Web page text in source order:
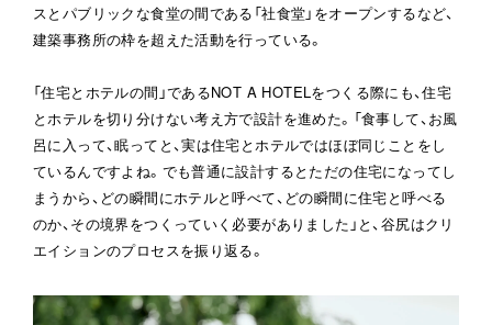
スとパブリックな食堂の間である「社食堂」をオープンするなど、
建築事務所の枠を超えた活動を行っている。
「住宅とホテルの間」であるNOT A HOTELをつくる際にも、住宅
とホテルを切り分けない考え方で設計を進めた。「食事して、お風
呂に入って、眠ってと、実は住宅とホテルではほぼ同じことをし
ているんですよね。でも普通に設計するとただの住宅になってし
まうから、どの瞬間にホテルと呼べて、どの瞬間に住宅と呼べる
のか、その境界をつくっていく必要がありました」と、谷尻はクリ
エイションのプロセスを振り返る。